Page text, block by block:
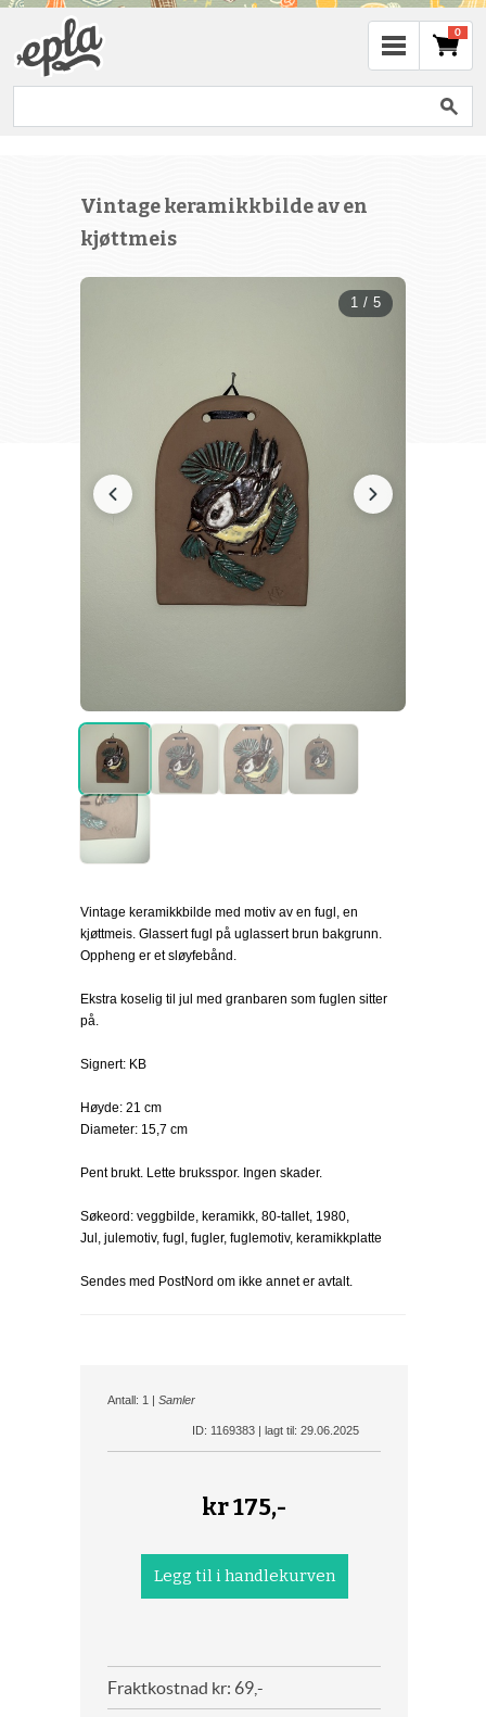
0
Vintage keramikkbilde av en
kjøttmeis
1 / 5
Vintage keramikkbilde med motiv av en fugl, en
kjøttmeis. Glassert fugl på uglassert brun bakgrunn.
Oppheng er et sløyfebånd.
Ekstra koselig til jul med granbaren som fuglen sitter
på.
Signert: KB
Høyde: 21 cm
Diameter: 15,7 cm
Pent brukt. Lette bruksspor. Ingen skader.
Søkeord: veggbilde, keramikk, 80-tallet, 1980,
Jul, julemotiv, fugl, fugler, fuglemotiv, keramikkplatte
Sendes med PostNord om ikke annet er avtalt.
Antall: 1 | Samler
ID: 1169383 | lagt til: 29.06.2025
kr175,-
Fraktkostnad kr: 69,-